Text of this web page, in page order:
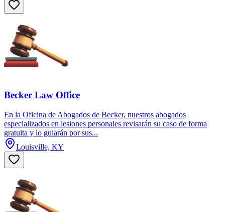
Becker Law Office
En la Oficina de Abogados de Becker, nuestros abogados
especializados en lesiones personales revisarán su caso de forma
gratuita y lo guiarán por sus...
Louisville, KY